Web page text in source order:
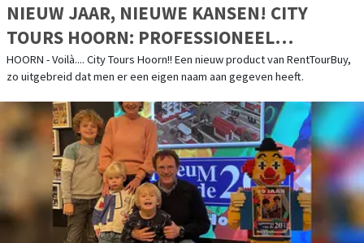
NIEUW JAAR, NIEUWE KANSEN! CITY
TOURS HOORN: PROFESSIONEEL
BEGELEIDE TOURS DOOR HOORN EN
WEST-FRIESLAND
HOORN - Voilà.... City Tours Hoorn!! Een nieuw product van RentTourBuy,
zo uitgebreid dat men er een eigen naam aan gegeven heeft.